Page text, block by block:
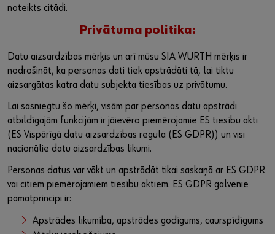
noteikts citādi.
Privātuma politika:
Datu aizsardzības mērķis un arī mūsu SIA WURTH mērķis ir
nodrošināt, ka personas dati tiek apstrādāti tā, lai tiktu
aizsargātas katra datu subjekta tiesības uz privātumu.
Lai sasniegtu šo mērķi, visām par personas datu apstrādi
atbildīgajām funkcijām ir jāievēro piemērojamie ES tiesību akti
(ES Vispārīgā datu aizsardzības regula (ES GDPR)) un visi
nacionālie datu aizsardzības likumi.
Personas datus var vākt un apstrādāt tikai saskaņā ar ES GDPR
vai citiem piemērojamiem tiesību aktiem. ES GDPR galvenie
pamatprincipi ir:
Apstrādes likumība, apstrādes godīgums, caurspīdīgums